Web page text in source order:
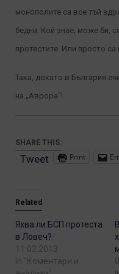
монополите са все тъй
бедни. Кой знае, може би,
протестите. Или просто
Така, докато в България
на „Аврора“!
SHARE THIS:
Tweet Print
Related
Яхва ли БСП протеста
в Ловеч?
11.02.2013
In "Коментари и